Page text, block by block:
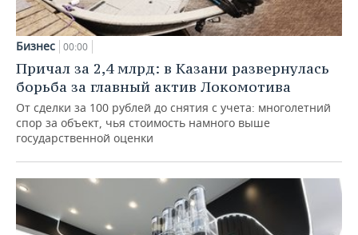
Бизнес 00:00
Причал за 2,4 млрд: в Казани развернулась
борьба за главный актив Локомотива
От сделки за 100 рублей до снятия с учета: многолетний
спор за объект, чья стоимость намного выше
государственной оценки